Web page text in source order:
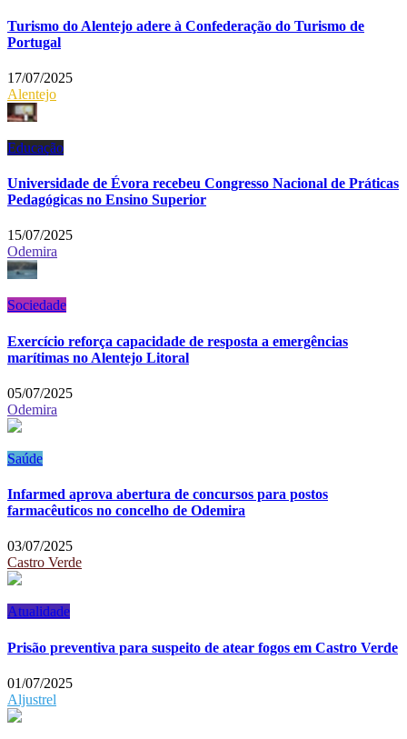
Turismo do Alentejo adere à Confederação do Turismo de
Portugal
17/07/2025
Alentejo
Educação
Universidade de Évora recebeu Congresso Nacional de Práticas
Pedagógicas no Ensino Superior
15/07/2025
Odemira
Sociedade
Exercício reforça capacidade de resposta a emergências
marítimas no Alentejo Litoral
05/07/2025
Odemira
Saúde
Infarmed aprova abertura de concursos para postos
farmacêuticos no concelho de Odemira
03/07/2025
Castro Verde
Atualidade
Prisão preventiva para suspeito de atear fogos em Castro Verde
01/07/2025
Aljustrel